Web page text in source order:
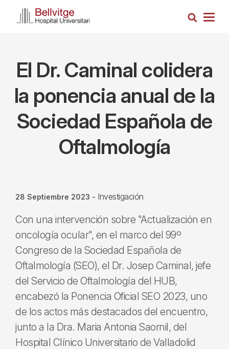
Busca
El Dr. Caminal colidera
la ponencia anual de la
Sociedad Española de
Oftalmología
28 Septiembre 2023 - Investigación
Con una intervención sobre "Actualización en
oncología ocular", en el marco del 99º
Congreso de la Sociedad Española de
Oftalmología (SEO), el Dr. Josep Caminal, jefe
del Servicio de Oftalmología del HUB,
encabezó la Ponencia Oficial SEO 2023, uno
de los actos más destacados del encuentro,
junto a la Dra. Maria Antonia Saornil, del
Hospital Clínico Universitario de Valladolid